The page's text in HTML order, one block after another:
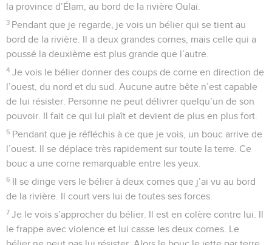
la province d’Élam, au bord de la rivière Oulaï.
3 Pendant que je regarde, je vois un bélier qui se tient au
bord de la rivière. Il a deux grandes cornes, mais celle qui a
poussé la deuxième est plus grande que l’autre.
4 Je vois le bélier donner des coups de corne en direction de
l’ouest, du nord et du sud. Aucune autre bête n’est capable
de lui résister. Personne ne peut délivrer quelqu’un de son
pouvoir. Il fait ce qui lui plaît et devient de plus en plus fort.
5 Pendant que je réfléchis à ce que je vois, un bouc arrive de
l’ouest. Il se déplace très rapidement sur toute la terre. Ce
bouc a une corne remarquable entre les yeux.
6 Il se dirige vers le bélier à deux cornes que j’ai vu au bord
de la rivière. Il court vers lui de toutes ses forces.
7 Je le vois s’approcher du bélier. Il est en colère contre lui. Il
le frappe avec violence et lui casse les deux cornes. Le